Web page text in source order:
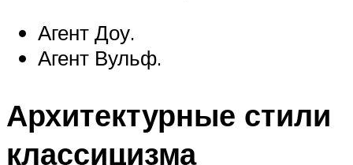
Агент Доу.
Агент Вульф.
Архитектурные стили
классицизма